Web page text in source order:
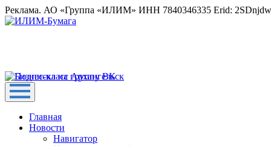
Реклама. АО «Группа «ИЛИМ» ИНН 7840346335 Erid:
Главная
Новости
Навигатор